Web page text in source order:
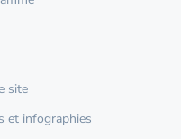
site
et infographies